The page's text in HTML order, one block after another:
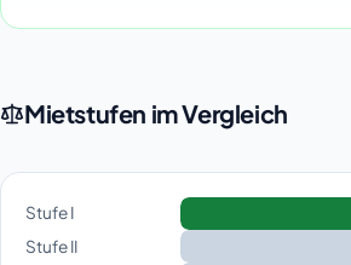
Mietstufen im Vergleich
Stufe I
Stufe II